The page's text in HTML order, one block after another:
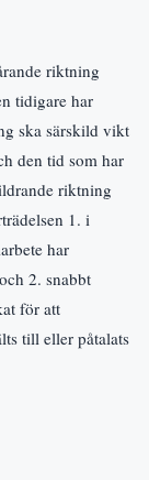
riktning
tidigare har
ska särskild vikt
den tid som har
riktning
1. i
har
2. snabbt
för att
till eller påtalats